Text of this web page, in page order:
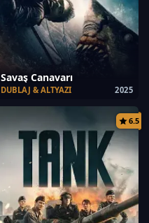
Savaş Canavarı
2025
DUBLAJ & ALTYAZI
6.5